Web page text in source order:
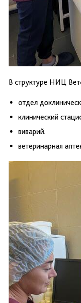
В структуре НИЦ
отдел
клинический
виварий.
ветеринарная